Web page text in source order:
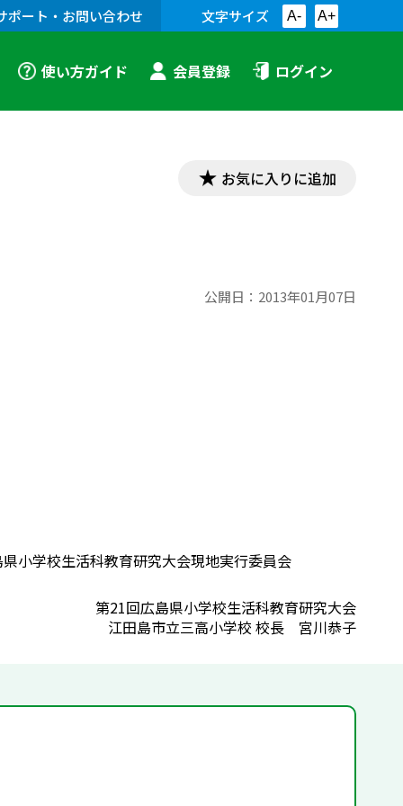
ポート・お問い合わせ 文字サイズ A- A+
使い方ガイド 会員登録 ログイン
お気に入りに追加
公開日： 2013年01月07日
小学校生活科教育研究大会現地実行委員会
第21回広島県小学校生活科教育研究大会
江田島市立三高小学校 校長 宮川恭子